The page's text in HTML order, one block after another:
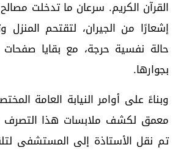
القرآن الكريم. سرعان ما تدخلت
إشعارًا من الجيران، لتقتحم
حالة نفسية حرجة، مع بقايا
بجوارها.
وبناءً على أوامر النيابة العامة
معمق لكشف ملابسات هذا التصرف
تم نقل الأستاذة إلى المستشفى